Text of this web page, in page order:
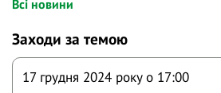
Всі новини
Заходи за темою
17 грудня 2024 року o 17:00